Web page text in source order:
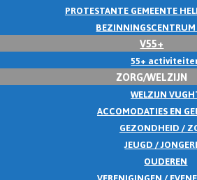
PROTESTANTE GEMEENTE
V55+
55+
ZORG/WELZIJN
WELZIJN
ACCOMODATIES EN
GEZONDHEID /
JEUGD /
OUDEREN